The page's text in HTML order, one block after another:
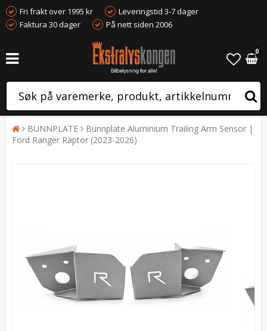
Fri frakt over 1995 kr
Leveringstid 3-7 dager
Faktura 30 dager
På nett siden 2006
0
BUNNPLATE
Bunnplate Aluminium Trailing Arm Sensor |
Ford Ranger Raptor (2023-2026)